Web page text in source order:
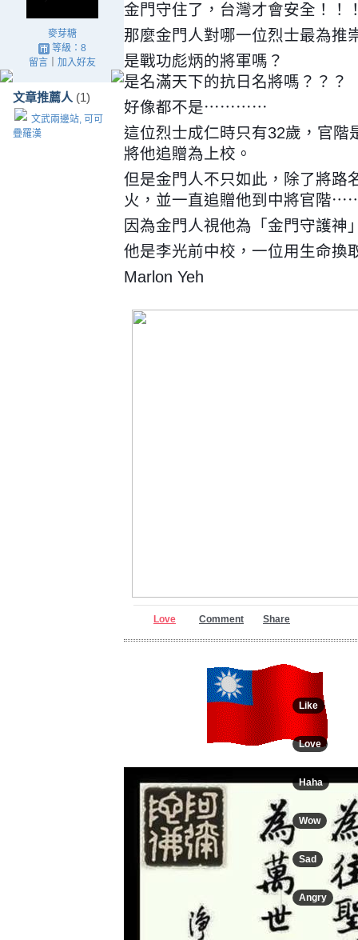
麥芽糖
等級：8
留言｜ 加入好友
文章推薦人 (1)
文武兩邊站, 可可
疊羅漢
金門守住了，台灣才會安全！！
那麼金門人對哪一位烈士最為推
是戰功彪炳的將軍嗎？
是名滿天下的抗日名將嗎？？？
好像都不是⋯⋯⋯⋯
這位烈士成仁時只有32歲，官階
將他追贈為上校。
但是金門人不只如此，除了將路
火，並一直追贈他到中將官階
因為金門人視他為「金門守護神
他是李光前中校，一位用生命換
Marlon Yeh
Love
Like
Love
Haha
Wow
Sad
Angry
Comment Share